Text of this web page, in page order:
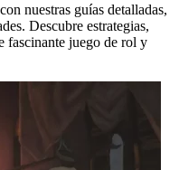
nuestras guías detalladas,
Descubre estrategias,
fascinante juego de rol y